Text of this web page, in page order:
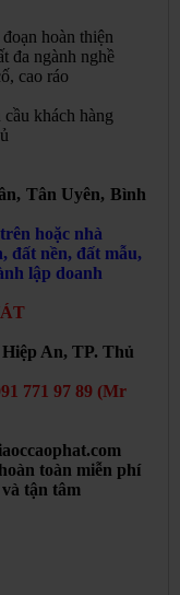
hoàn thiện
đa ngành nghề
cao ráo
khách hàng
Tân Uyên, Bình
hoặc nhà
đất nền, đất mẫu,
lập doanh
An, TP. Thủ
771 97 89 (Mr
toàn miễn phí
tận tâm